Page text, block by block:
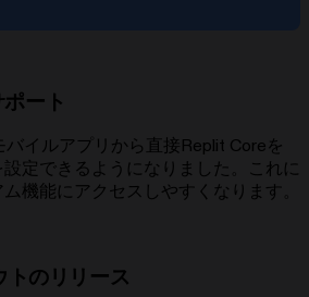
ート
イルアプリから直接Replit Coreを
設定できるようになりました。これに
機能にアクセスしやすくなります。
のリリース